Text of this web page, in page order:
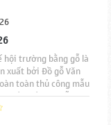
hội trường bằng gỗ là
xuất bởi Đồ gỗ Văn
toàn thủ công mẫu
tế. Chất liệu gỗ tự
thể được sản xuất từ